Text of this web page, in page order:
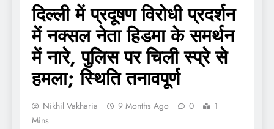
दिल्ली में प्रदूषण विरोधी प्रदर्शन
में नक्सल नेता हिडमा के समर्थन
में नारे, पुलिस पर चिली स्प्रे से
हमला; स्थिति तनावपूर्ण
Nikhil Vakharia 9 Months Ago 0
1
Mins